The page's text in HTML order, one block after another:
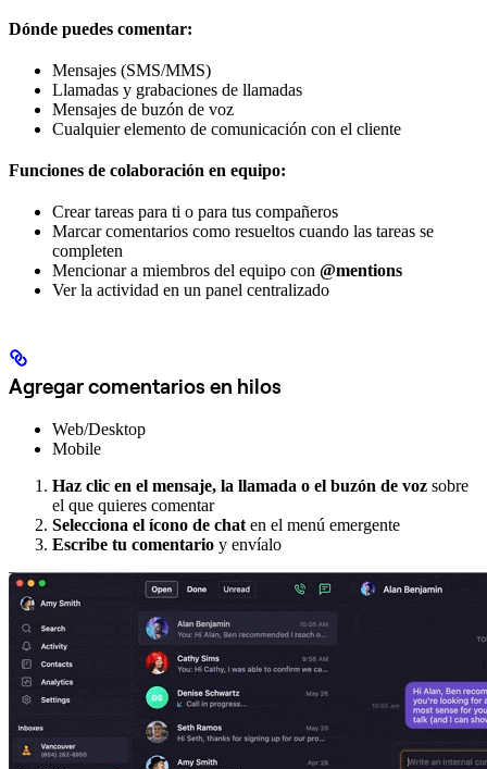
Dónde puedes comentar:
Mensajes (SMS/MMS)
Llamadas y grabaciones de llamadas
Mensajes de buzón de voz
Cualquier elemento de comunicación con el cliente
Funciones de colaboración en equipo:
Crear tareas para ti o para tus compañeros
Marcar comentarios como resueltos cuando las tareas se
completen
Mencionar a miembros del equipo con @mentions
Ver la actividad en un panel centralizado
Agregar comentarios en hilos
Web/Desktop
Mobile
Haz clic en el mensaje, la llamada o el buzón de voz sobre
el que quieres comentar
Selecciona el ícono de chat en el menú emergente
Escribe tu comentario y envíalo